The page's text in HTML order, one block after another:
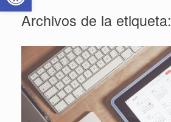
Archivos de la etiqueta: